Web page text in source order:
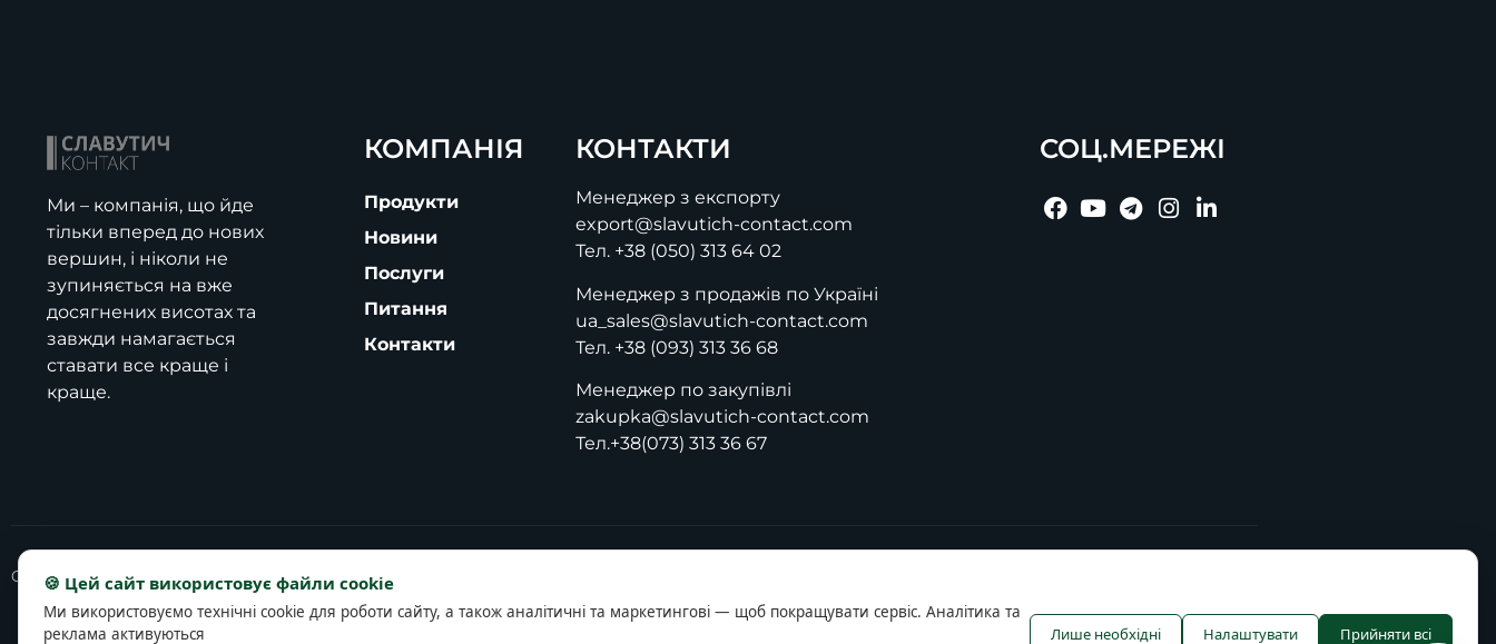
Ми – компанія, що йде
тільки вперед до нових
вершин, і ніколи не
зупиняється на вже
досягнених висотах та
завжди намагається
ставати все краще і
краще.
КОМПАНІЯ
Продукти
Новини
Послуги
Питання
Контакти
КОНТАКТИ
Менеджер з експорту
export@slavutich-contact.com
Тел. +38 (050) 313 64 02
Менеджер з продажів по Україні
ua_sales@slavutich-contact.com
Тел. +38 (093) 313 36 68
Менеджер по закупівлі
zakupka@slavutich-contact.com
Тел.+38(073) 313 36 67
СОЦ.МЕРЕЖІ
Copyright © 2025 slavutich-contact.com
🍪 Цей сайт використовує файли cookie
Ми використовуємо технічні cookie для роботи сайту, а також аналітичні та маркетингові — щоб покращувати сервіс. Аналітика та
реклама активуються
Лише необхідні Налаштувати Прийняти всі